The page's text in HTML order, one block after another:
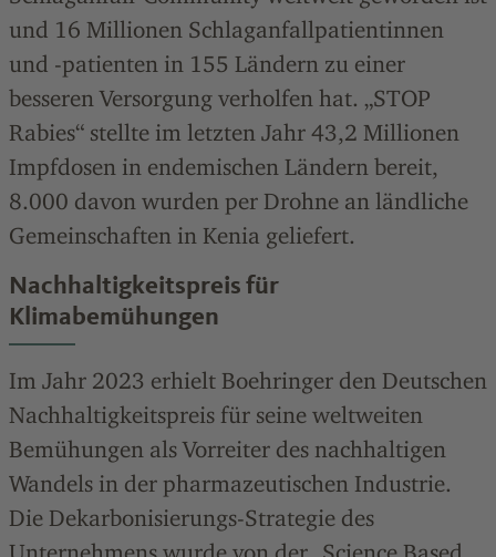
und 16 Millionen Schlaganfallpatientinnen
und -patienten in 155 Ländern zu einer
besseren Versorgung verholfen hat. „STOP
Rabies“ stellte im letzten Jahr 43,2 Millionen
Impfdosen in endemischen Ländern bereit,
8.000 davon wurden per Drohne an ländliche
Gemeinschaften in Kenia geliefert.
Nachhaltigkeitspreis für
Klimabemühungen
Im Jahr 2023 erhielt Boehringer den Deutschen
Nachhaltigkeitspreis für seine weltweiten
Bemühungen als Vorreiter des nachhaltigen
Wandels in der pharmazeutischen Industrie.
Die Dekarbonisierungs-Strategie des